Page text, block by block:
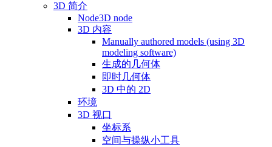
3D 简介
Node3D node
3D 内容
Manually authored models (using 3D
modeling software)
生成的几何体
即时几何体
3D 中的 2D
环境
3D 视口
坐标系
空间与操纵小工具